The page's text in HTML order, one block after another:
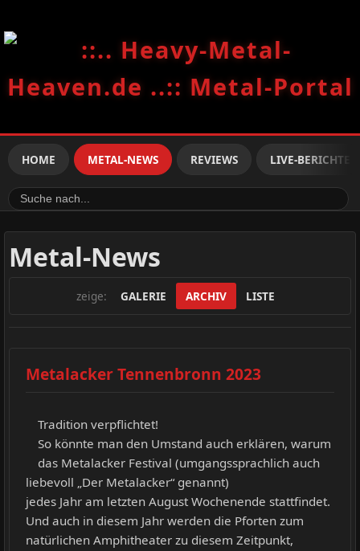
HOME METAL-NEWS REVIEWS LIVE-BERICHTE
Metal-News
zeige: GALERIE ARCHIV LISTE
Metalacker Tennenbronn 2023
Tradition verpflichtet!
So könnte man den Umstand auch erklären, warum
das Metalacker Festival (umgangssprachlich auch
liebevoll „Der Metalacker“ genannt)
jedes Jahr am letzten August Wochenende stattfindet.
Und auch in diesem Jahr werden die Pforten zum
natürlichen Amphitheater zu diesem Zeitpunkt,